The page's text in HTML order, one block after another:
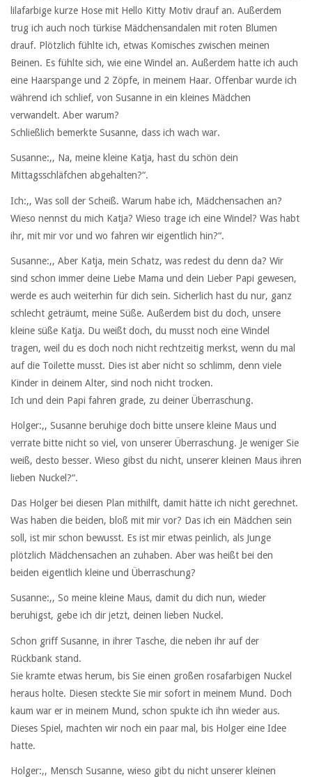
lilafarbige kurze Hose mit Hello Kitty Motiv drauf an. Außerdem
trug ich auch noch türkise Mädchensandalen mit roten Blumen
drauf. Plötzlich fühlte ich, etwas Komisches zwischen meinen
Beinen. Es fühlte sich, wie eine Windel an. Außerdem hatte ich auch
eine Haarspange und 2 Zöpfe, in meinem Haar. Offenbar wurde ich
während ich schlief, von Susanne in ein kleines Mädchen
verwandelt. Aber warum?
Schließlich bemerkte Susanne, dass ich wach war.
Susanne:,, Na, meine kleine Katja, hast du schön dein
Mittagsschläfchen abgehalten?“.
Ich:,, Was soll der Scheiß. Warum habe ich, Mädchensachen an?
Wieso nennst du mich Katja? Wieso trage ich eine Windel? Was habt
ihr, mit mir vor und wo fahren wir eigentlich hin?“.
Susanne:,, Aber Katja, mein Schatz, was redest du denn da? Wir
sind schon immer deine Liebe Mama und dein Lieber Papi gewesen,
werde es auch weiterhin für dich sein. Sicherlich hast du nur, ganz
schlecht geträumt, meine Süße. Außerdem bist du doch, unsere
kleine süße Katja. Du weißt doch, du musst noch eine Windel
tragen, weil du es doch noch nicht rechtzeitig merkst, wenn du mal
auf die Toilette musst. Dies ist aber nicht so schlimm, denn viele
Kinder in deinem Alter, sind noch nicht trocken.
Ich und dein Papi fahren grade, zu deiner Überraschung.
Holger:,, Susanne beruhige doch bitte unsere kleine Maus und
verrate bitte nicht so viel, von unserer Überraschung. Je weniger Sie
weiß, desto besser. Wieso gibst du nicht, unserer kleinen Maus ihren
lieben Nuckel?“.
Das Holger bei diesen Plan mithilft, damit hätte ich nicht gerechnet.
Was haben die beiden, bloß mit mir vor? Das ich ein Mädchen sein
soll, ist mir schon bewusst. Es ist mir etwas peinlich, als Junge
plötzlich Mädchensachen an zuhaben. Aber was heißt bei den
beiden eigentlich kleine und Überraschung?
Susanne:,, So meine kleine Maus, damit du dich nun, wieder
beruhigst, gebe ich dir jetzt, deinen lieben Nuckel.
Schon griff Susanne, in ihrer Tasche, die neben ihr auf der
Rückbank stand.
Sie kramte etwas herum, bis Sie einen großen rosafarbigen Nuckel
heraus holte. Diesen steckte Sie mir sofort in meinem Mund. Doch
kaum war er in meinem Mund, schon spukte ich ihn wieder aus.
Dieses Spiel, machten wir noch ein paar mal, bis Holger eine Idee
hatte.
Holger:,, Mensch Susanne, wieso gibt du nicht unserer kleinen